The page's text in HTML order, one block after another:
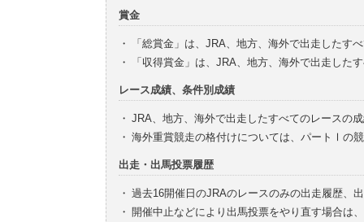
賞金
・
「総賞金」は、JRA、地方、海外で出走したす
・
「収得賞金」は、JRA、地方、海外で出走した
レース成績、条件別成績
・ JRA、地方、海外で出走したすべてのレースの
・ 海外重賞競走の格付けについては、パートⅠの
出走・出馬投票履歴
・ 過去16開催日のJRAのレースのみの出走履歴、
・ 開催中止などにより出馬投票をやり直す場合は